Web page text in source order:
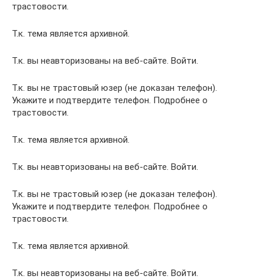
трастовости.
Т.к. тема является архивной.
Т.к. вы неавторизованы на веб-сайте. Войти.
Т.к. вы не трастовый юзер (не доказан телефон).
Укажите и подтвердите телефон. Подробнее о
трастовости.
Т.к. тема является архивной.
Т.к. вы неавторизованы на веб-сайте. Войти.
Т.к. вы не трастовый юзер (не доказан телефон).
Укажите и подтвердите телефон. Подробнее о
трастовости.
Т.к. тема является архивной.
Т.к. вы неавторизованы на веб-сайте. Войти.